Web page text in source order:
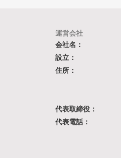
運営会社
会社名：
設立：
住所：
代表取締役：
代表電話：